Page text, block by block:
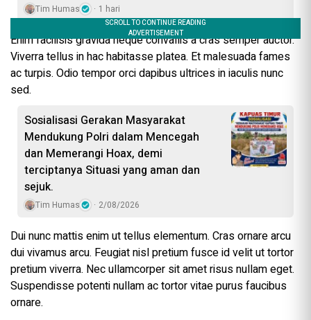
Tim Humas 1 hari
Enim facilisis gravida neque convallis a cras semper auctor.
Viverra tellus in hac habitasse platea. Et malesuada fames
ac turpis. Odio tempor orci dapibus ultrices in iaculis nunc
sed.
Sosialisasi Gerakan Masyarakat
Mendukung Polri dalam Mencegah
dan Memerangi Hoax, demi
terciptanya Situasi yang aman dan
sejuk.
Tim Humas 2/08/2026
Dui nunc mattis enim ut tellus elementum. Cras ornare arcu
dui vivamus arcu. Feugiat nisl pretium fusce id velit ut tortor
pretium viverra. Nec ullamcorper sit amet risus nullam eget.
Suspendisse potenti nullam ac tortor vitae purus faucibus
ornare.